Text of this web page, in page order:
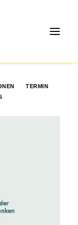
TERMIN